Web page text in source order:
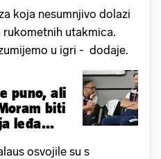
koja nesumnjivo dolazi
utakmica.
u igri - dodaje.
puno, ali
biti
leđa...
osvojile su s